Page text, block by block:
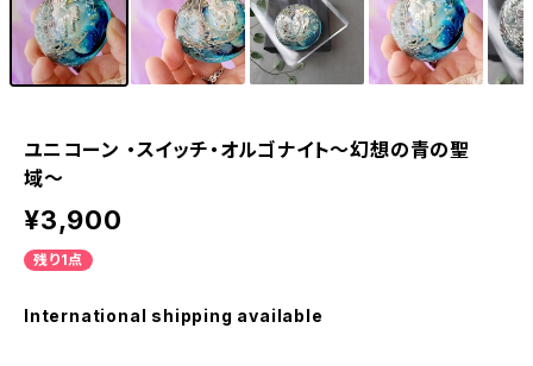
ユニコーン ・スイッチ・オルゴナイト〜幻想の青の聖
域〜
¥3,900
残り1点
International shipping available